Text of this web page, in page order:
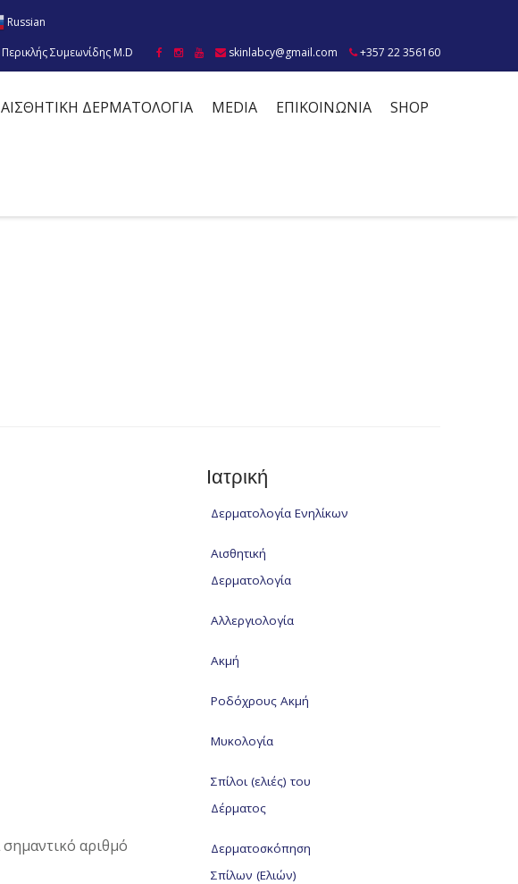
Russian
skinlabcy@gmail.com
+357 22 356160
Συμεωνίδης M.D
ΑΙΣΘΗΤΙΚΗ ΔΕΡΜΑΤΟΛΟΓΙΑ MEDIA ΕΠΙΚΟΙΝΩΝΙΑ SHOP
αριθμό
Ιατρική
Δερματολογία Ενηλίκων
Αισθητική
Δερματολογία
Αλλεργιολογία
Ακμή
Ροδόχρους Ακμή
Μυκολογία
Σπίλοι (ελιές) του
Δέρματος
Δερματοσκόπηση
Σπίλων (Ελιών)